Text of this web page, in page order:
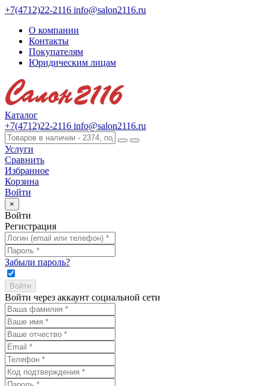
+7(4712)22-2116 info@salon2116.ru
О компании
Контакты
Покупателям
Юридическим лицам
Каталог
+7(4712)22-2116 info@salon2116.ru
Услуги
Сравнить
Избранное
Корзина
Войти
×
Войти
Регистрация
Забыли пароль?
Войти через аккаунт социальной сети